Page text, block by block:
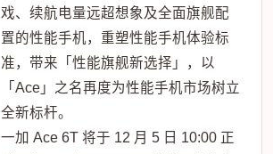
戏、续航电量远超想象及全面旗舰配
置的性能手机，重塑性能手机体验标
准，带来「性能旗舰新选择」，以
「Ace」之名再度为性能手机市场树立
全新标杆。
一加 Ace 6T 将于 12 月 5 日 10:00 正